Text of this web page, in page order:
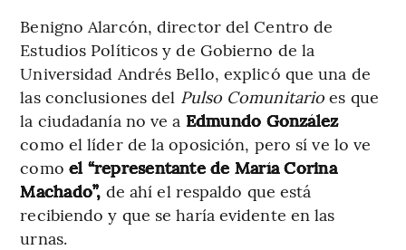
Benigno Alarcón, director del Centro de
Estudios Políticos y de Gobierno de la
Universidad Andrés Bello, explicó que una de
las conclusiones del Pulso Comunitario es que
la ciudadanía no ve a Edmundo González
como el líder de la oposición, pero sí ve lo ve
como el “representante de María Corina
Machado”, de ahí el respaldo que está
recibiendo y que se haría evidente en las
urnas.